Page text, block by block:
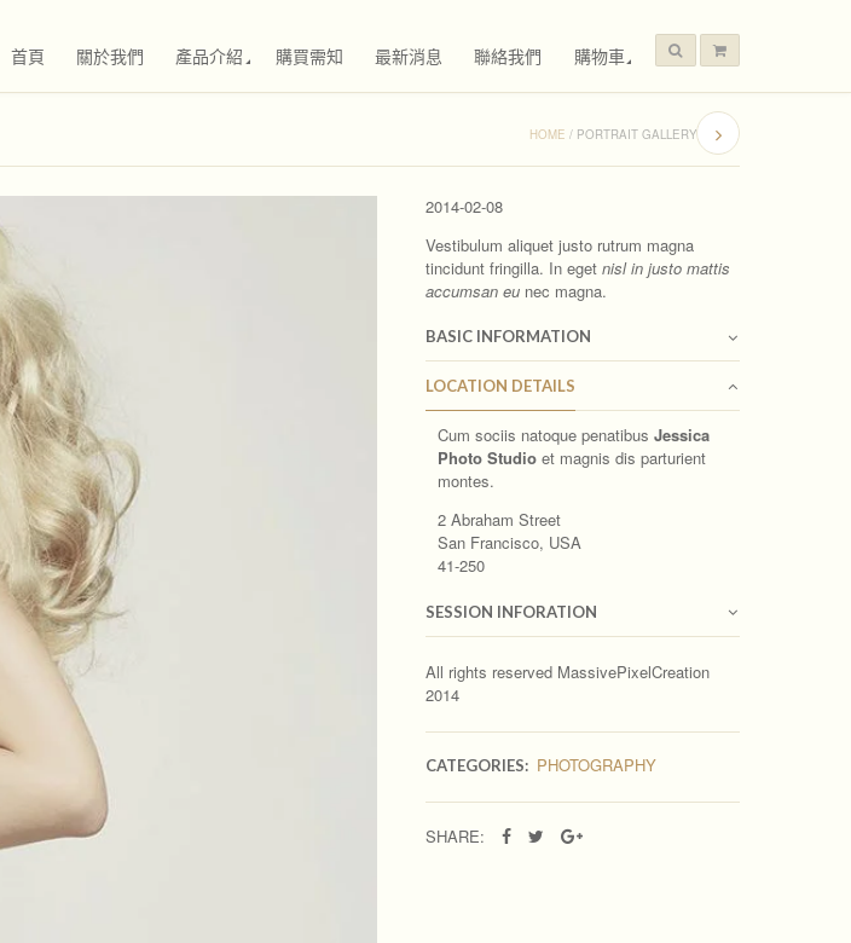
首頁 關於我們 產品介紹 購買需知 最新消息 聯絡我們 購物車
HOME / PORTRAIT GALLERY
2014-02-08
Vestibulum aliquet justo rutrum magna
tincidunt fringilla. In eget nisl in justo mattis
accumsan eu nec magna.
BASIC INFORMATION
LOCATION DETAILS
Cum sociis natoque penatibus Jessica
Photo Studio et magnis dis parturient
montes.
2 Abraham Street
San Francisco, USA
41-250
SESSION INFORATION
All rights reserved MassivePixelCreation
2014
CATEGORIES: PHOTOGRAPHY
SHARE: